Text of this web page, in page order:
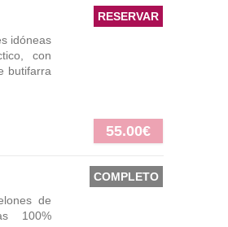
idóneas
con
butifarra
RESERVAR
55.00€
de
100%
COMPLETO